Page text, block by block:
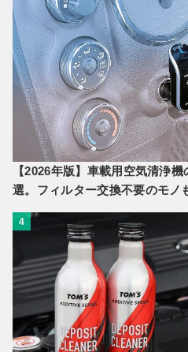
【2026年版】車載用空気清浄
選。フィルター交換不要のモノ
4